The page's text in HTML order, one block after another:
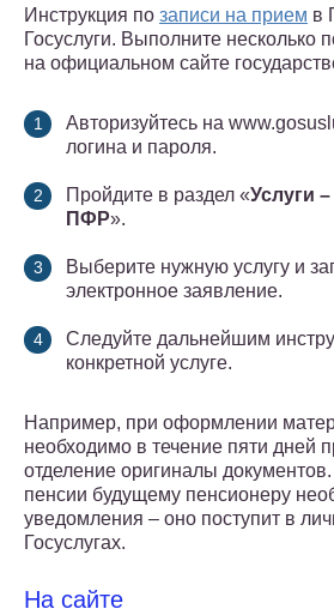
Инструкция по записи на прием в
Госуслуги. Выполните несколько
на официальном сайте
Авторизуйтесь на
логина и пароля.
Пройдите в раздел «Услуги
ПФР».
Выберите нужную услугу и
электронное заявление.
Следуйте дальнейшим
конкретной услуге.
Например, при оформлении
необходимо в течение пяти дней
отделение оригиналы
пенсии будущему пенсионеру
уведомления – оно поступит в
Госуслугах.
На сайте